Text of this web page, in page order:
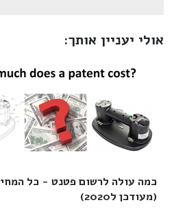
אולי יעניין אותך:
כמה עולה לרשום פטנט - כל
(מעודכן ל2020)‎